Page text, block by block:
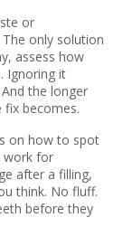
or
only solution
assess how
Ignoring it
the longer
fix becomes.
on how to spot
work for
after a filling,
think. No fluff.
before they